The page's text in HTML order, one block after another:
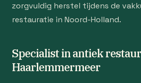
zorgvuldig herstel tijdens de
restauratie in Noord-Holland.
Specialist in antiek
Haarlemmermeer